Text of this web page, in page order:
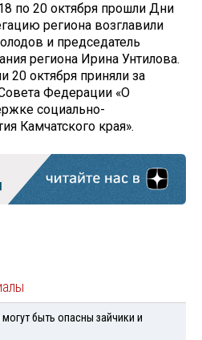
по 20 октября прошли Дни
региона возглавили
и председатель
региона Ирина Унтилова.
20 октября приняли за
Федерации «О
социально-
Камчатского края».
быть опасны зайчики и